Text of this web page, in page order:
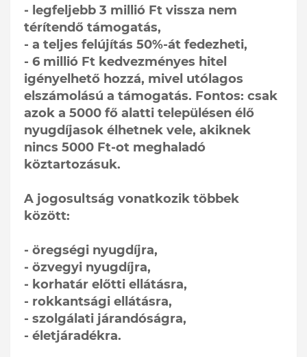
- legfeljebb 3 millió Ft vissza nem
térítendő támogatás,
- a teljes felújítás 50%-át fedezheti,
- 6 millió Ft kedvezményes hitel
igényelhető hozzá, mivel utólagos
elszámolású a támogatás. Fontos: csak
azok a 5000 fő alatti településen élő
nyugdíjasok élhetnek vele, akiknek
nincs 5000 Ft-ot meghaladó
köztartozásuk.
A jogosultság vonatkozik többek
között:
- öregségi nyugdíjra,
- özvegyi nyugdíjra,
- korhatár előtti ellátásra,
- rokkantsági ellátásra,
- szolgálati járandóságra,
- életjáradékra.